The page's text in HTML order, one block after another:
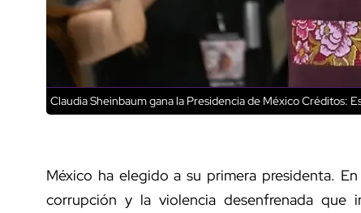
Claudia Sheinbaum gana la Presidencia de MéxicoCréditos:
México ha elegido a su primera presidenta.
corrupción y la violencia desenfrenada